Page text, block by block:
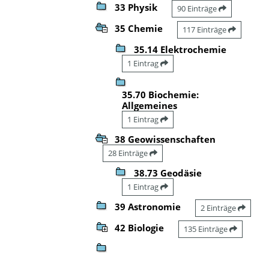
33 Physik 90 Einträge
35 Chemie 117 Einträge
35.14 Elektrochemie
1 Eintrag
35.70 Biochemie:
Allgemeines
1 Eintrag
38 Geowissenschaften
28 Einträge
38.73 Geodäsie
1 Eintrag
39 Astronomie 2 Einträge
42 Biologie 135 Einträge